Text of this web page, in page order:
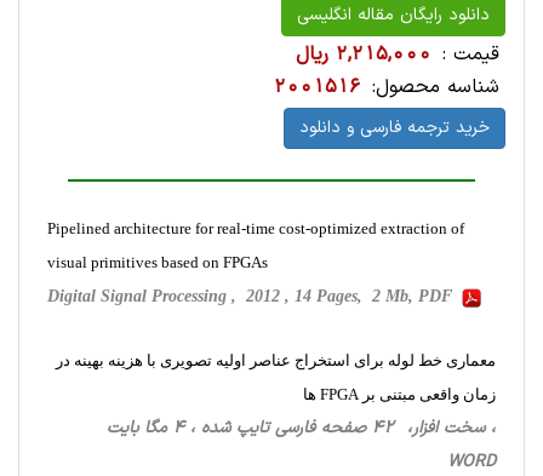
دانلود رایگان مقاله انگلیسی
قیمت : 2,215,000 ریال
شناسه محصول: 2001516
خرید ترجمه فارسی و دانلود
Pipelined architecture for real-time cost-optimized extraction of
visual primitives based on FPGAs
Digital Signal Processing , 2012 , 14 Pages, 2 Mb, PDF
معماری خط لوله برای استخراج عناصر اولیه تصویری با هزینه بهینه در
زمان واقعی مبتنی بر FPGA ها
، سخت ‌افزار، 42 صفحه فارسی تایپ شده ، 4 مگا بایت
WORD